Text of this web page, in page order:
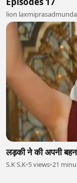
lion
लड़की ने की अपनी
S.K S.K•5 views•21